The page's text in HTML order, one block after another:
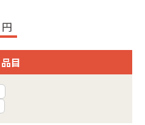
円
品目